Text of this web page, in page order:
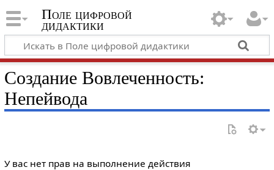
Поле цифровой
дидактики
Создание Вовлеченность:
Непейвода
У вас нет прав на выполнение действия